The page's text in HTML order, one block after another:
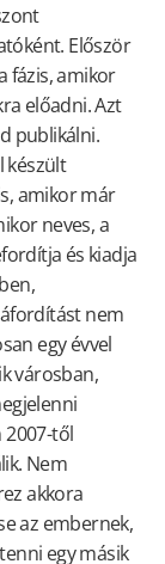
Először
fázis, amikor
előadni. Azt
publikálni.
készült
amikor már
neves, a
és kiadja
nem
egy évvel
városban,
2007-től
Nem
akkora
az embernek,
egy másik